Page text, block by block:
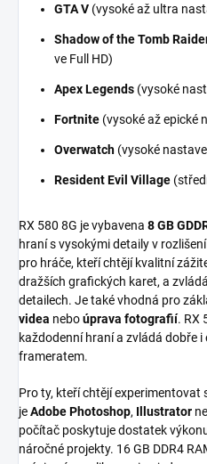
GTA V (vysoké až ultra
Shadow of the Tomb
ve Full HD)
Apex Legends (vysoké
Fortnite (vysoké až epické
Overwatch (vysoké
Resident Evil Village
RX 580 8G je vybavena 8 GB
hraní s vysokými detaily v
pro hráče, kteří chtějí kvalitní
dražších grafických karet, a
detailech. Je také vhodná pro
videa neboúprava fotografií. RX
každodenní hraní a zvládá dobře
frameratem.
Pro ty, kteří chtějí experimentovat
jeAdobe Photoshop, Illustrator
počítač poskytuje dostatek
náročné projekty. 16 GB DDR4